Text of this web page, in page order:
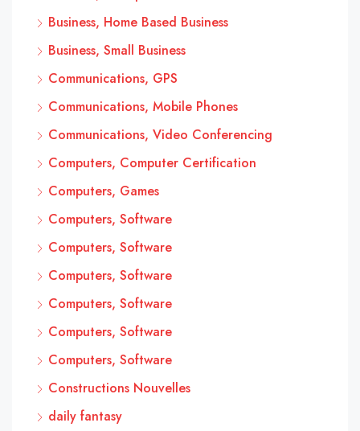
Business, Home Based Business
Business, Small Business
Communications, GPS
Communications, Mobile Phones
Communications, Video Conferencing
Computers, Computer Certification
Computers, Games
Computers, Software
Computers, Software
Computers, Software
Computers, Software
Computers, Software
Computers, Software
Constructions Nouvelles
daily fantasy